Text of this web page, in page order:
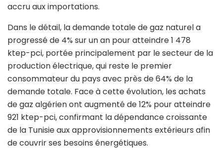
accru aux importations.
Dans le détail, la demande totale de gaz naturel a
progressé de 4% sur un an pour atteindre 1 478
ktep-pci, portée principalement par le secteur de la
production électrique, qui reste le premier
consommateur du pays avec près de 64% de la
demande totale. Face à cette évolution, les achats
de gaz algérien ont augmenté de 12% pour atteindre
921 ktep-pci, confirmant la dépendance croissante
de la Tunisie aux approvisionnements extérieurs afin
de couvrir ses besoins énergétiques.